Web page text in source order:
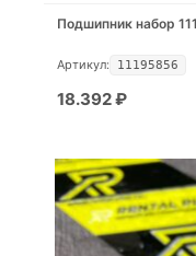
Артикул: 11195856
18.392₽